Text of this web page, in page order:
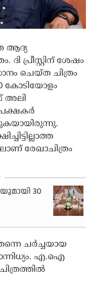
ആദ്യ
ദി പ്രീസ്റ്റിന് ശേഷം
ചെയ്ത ചിത്രം
കോടിയോളം
അലി
രേഖാചിത്രം
30
ചര്‍ച്ചയായ
എ.ഐ